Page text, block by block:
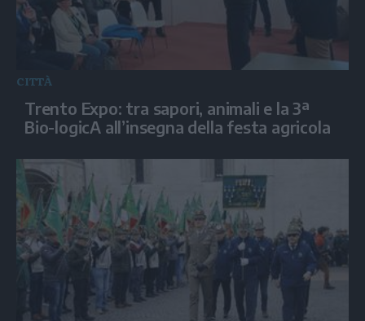
CITTÀ
Trento Expo: tra sapori, animali e la 3ª
Bio-logicA all’insegna della festa agricola